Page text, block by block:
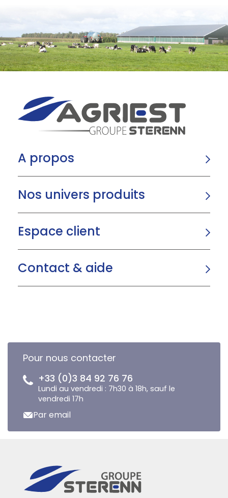
A propos
Nos univers produits
Espace client
Contact & aide
Pour nous contacter
+33 (0)3 84 92 76 76
Lundi au vendredi : 7h30 à 18h, sauf le
vendredi 17h
Par email